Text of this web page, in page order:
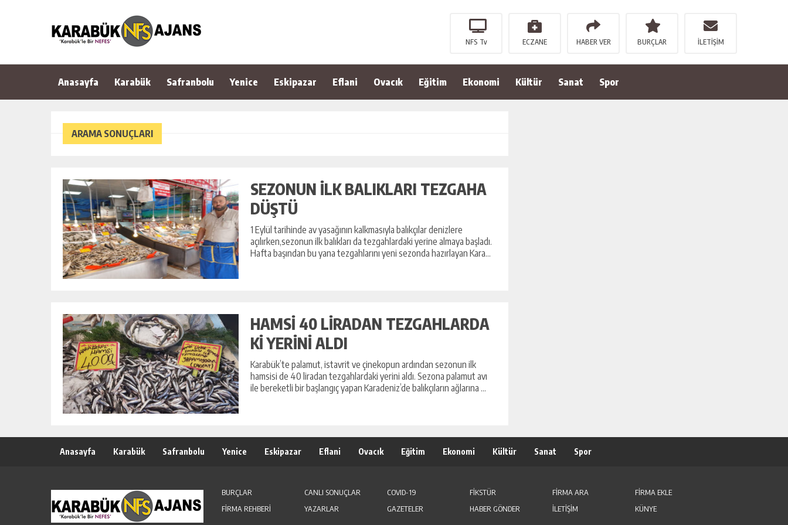
NFS Tv ECZANE HABER VER BURÇLAR İLETİŞİM
Anasayfa Karabük Safranbolu Yenice Eskipazar Eflani Ovacık Eğitim Ekonomi Kültür Sanat Spor
ARAMA SONUÇLARI
SEZONUN İLK BALIKLARI TEZGAHA
DÜŞTÜ
1 Eylül tarihinde av yasağının kalkmasıyla balıkçılar denizlere
açılırken,sezonun ilk balıkları da tezgahlardaki yerine almaya başladı.
Hafta başından bu yana tezgahlarını yeni sezonda hazırlayan Kara...
HAMSİ 40 LİRADAN TEZGAHLARDA
Kİ YERİNİ ALDI
Karabük’te palamut, istavrit ve çinekopun ardından sezonun ilk
hamsisi de 40 liradan tezgahlardaki yerini aldı. Sezona palamut avı
ile bereketli bir başlangıç yapan Karadeniz’de balıkçıların ağlarına ...
Anasayfa Karabük Safranbolu Yenice Eskipazar Eflani Ovacık Eğitim Ekonomi Kültür Sanat Spor
BURÇLAR CANLI SONUÇLAR COVID-19 FİKSTÜR FİRMA ARA
FİRMA EKLE
FİRMA REHBERİ
YAZARLAR GAZETELER HABER GÖNDER İLETİŞİM KÜNYE